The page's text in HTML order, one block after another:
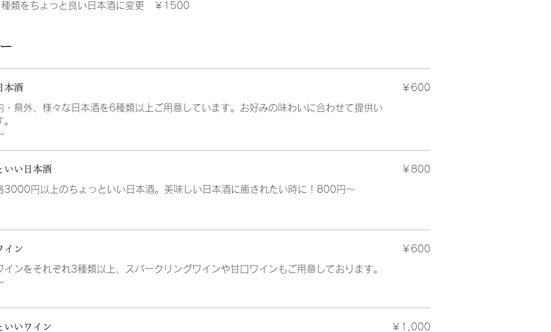
種類をちょっと良い日本酒に変更 ￥1500
本酒
・県外、様々な日本酒を6種類以上ご用意しています。お好みの味わいに合わせて提供い
￥600
いい日本酒
3000円以上のちょっといい日本酒。美味しい日本酒に癒されたい時に！800円～
￥800
イン
インをそれぞれ3種類以上、スパークリングワインや甘口ワインもご用意しております。
￥600
いいワイン ￥1,000